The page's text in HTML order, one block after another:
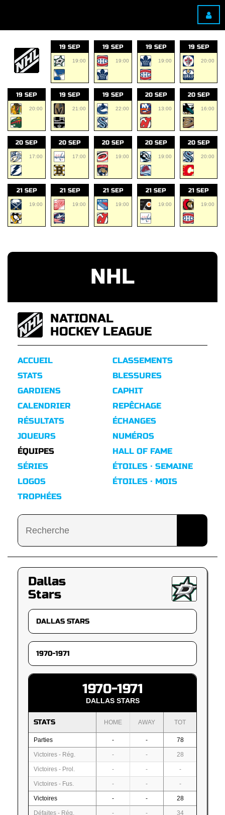
19 SEP
19:00
19 SEP
19:00
19 SEP
19:00
19 SEP
20:00
19 SEP
20:00
19 SEP
21:00
19 SEP
22:00
20 SEP
13:00
20 SEP
16:00
20 SEP
17:00
20 SEP
17:00
20 SEP
19:00
20 SEP
19:00
20 SEP
20:00
21 SEP
19:00
21 SEP
19:00
21 SEP
19:00
21 SEP
19:00
21 SEP
19:00
NHL
NATIONAL
HOCKEY LEAGUE
ACCUEIL
STATS
GARDIENS
CALENDRIER
RÉSULTATS
CLASSEMENTS
BLESSURES
CAPHIT
REPÊCHAGE
ÉCHANGES
JOUEURS
ÉQUIPES
SÉRIES
LOGOS
TROPHÉES
NUMÉROS
HALL OF FAME
ÉTOILES · SEMAINE
ÉTOILES · MOIS
Dallas
Stars
1970-1971
DALLAS STARS
STATS HOME AWAY TOT
Parties - - 78
Victoires - Rég. - - 28
Victoires - Prol. - - -
Victoires - Fus. - - -
Victoires - - 28
Défaites - Rég. - - 34